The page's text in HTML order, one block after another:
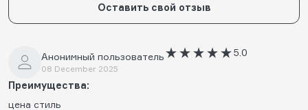
Оставить свой отзыв
Анонимный пользователь
08 December 2025
5.0
Преимущества:
цена стиль